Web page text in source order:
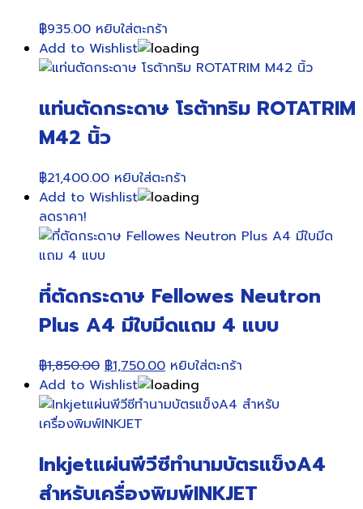
฿935.00 หยิบใส่ตะกร้า
Add to Wishlist
แท่นตัดกระดาษ โรต้าทริม ROTATRIM
M42 นิ้ว
฿21,400.00 หยิบใส่ตะกร้า
Add to Wishlist
ลดราคา!
ที่ตัดกระดาษ Fellowes Neutron
Plus A4 มีใบมีดแถม 4 แบบ
฿1,850.00 Original
price
was:
฿1,850.00.
฿1,750.00Current
price
is:
หยิบใส่ตะกร้า
Add to Wishlist
Inkjetแผ่นพีวีซีทำนามบัตรแข็งA4
สำหรับเครื่องพิมพ์INKJET